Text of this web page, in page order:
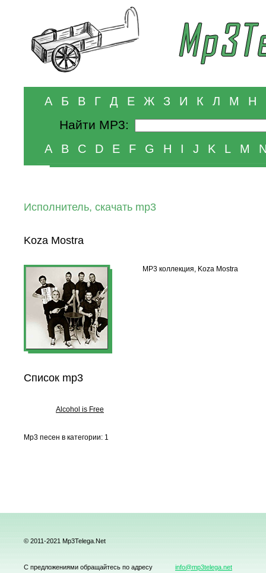
А Б В Г Д Е Ж З И К Л М Н
Найти MP3:
A B C D E F G H I J K L M
Исполнитель, скачать mp3
Koza Mostra
MP3 коллекция, Koza Mostra
Список mp3
Alcohol is Free
Mp3 песен в категории: 1
© 2011-2021 Mp3Telega.Net
С предложениями обращайтесь по адресу
info@mp3telega.net